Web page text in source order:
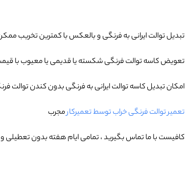
تبدیل توالت ایرانی به فرنگی و بالعکس با کمترین تخریب
تعویض کاسه توالت فرنگی شکسته یا قدیمی یا معیوب با
امکان تبدیل کاسه توالت ایرانی به فرنگی بدون کندن
تعمیر توالت فرنگی خراب توسط تعمیرکارمجرب
کافیست با ما تماس بگیرید ، تمامی ایام هفته بدون